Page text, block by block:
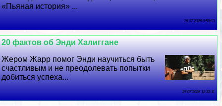
«Пьяная история» ...
26 07 2026 0:58:13
20 фактов об Энди Халиггане
Жером Жарр помог Энди научиться быть
счастливым и не преодолевать попытки
добиться успеха...
25 07 2026 12:32:11